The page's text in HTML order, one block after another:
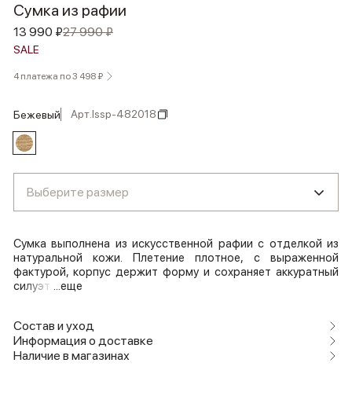
Сумка из рафии
13 990 ₽27 990 ₽
SALE
4 платежа по 3 498 ₽
бежевый Арт.lssp-482018
Выберите размер
Сумка выполнена из искусственной рафии с отделкой из
натуральной кожи. Плетение плотное, с выраженной
фактурой, корпус держит форму и сохраняет аккуратный
силуэт. ...еще
Состав и уход
Информация о доставке
Наличие в магазинах